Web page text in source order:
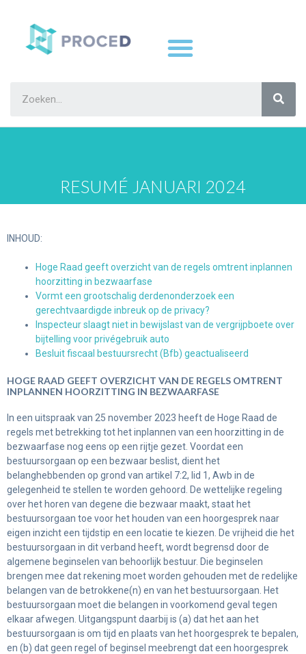
RESUMÉ JANUARI 2024
INHOUD:
Hoge Raad geeft overzicht van de regels omtrent inplannen
hoorzitting in bezwaarfase
Vormt een grootschalig derdenonderzoek een
gerechtvaardigde inbreuk op de privacy?
Inspecteur slaagt niet in bewijslast van de vergrijpboete over
bijtelling voor privégebruik auto
Besluit fiscaal bestuursrecht (Bfb) geactualiseerd
HOGE RAAD GEEFT OVERZICHT VAN DE REGELS OMTRENT
INPLANNEN HOORZITTING IN BEZWAARFASE
In een uitspraak van 25 november 2023 heeft de Hoge Raad de
regels met betrekking tot het inplannen van een hoorzitting in de
bezwaarfase nog eens op een rijtje gezet. Voordat een
bestuursorgaan op een bezwaar beslist, dient het
belanghebbenden op grond van artikel 7:2, lid 1, Awb in de
gelegenheid te stellen te worden gehoord. De wettelijke regeling
over het horen van degene die bezwaar maakt, staat het
bestuursorgaan toe voor het houden van een hoorgesprek naar
eigen inzicht een tijdstip en een locatie te kiezen. De vrijheid die het
bestuursorgaan in dit verband heeft, wordt begrensd door de
algemene beginselen van behoorlijk bestuur. Die beginselen
brengen mee dat rekening moet worden gehouden met de redelijke
belangen van de betrokkene(n) en van het bestuursorgaan. Het
bestuursorgaan moet die belangen in voorkomend geval tegen
elkaar afwegen. Uitgangspunt daarbij is (a) dat het aan het
bestuursorgaan is om tijd en plaats van het hoorgesprek te bepalen,
en (b) dat geen regel of beginsel meebrengt dat een hoorgesprek